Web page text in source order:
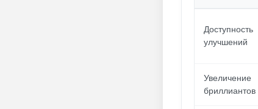
Доступность
улучшений
Увеличение
бриллиантов